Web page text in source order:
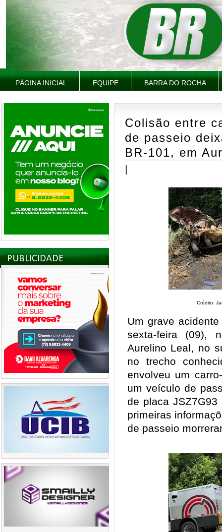
PÁGINA INICIAL EQUIPE BARRA DO ROCHA
PUBLICIDADE
Colisão entre
de passeio
BR-101, em
|
Crédito:
Um grave
sexta-feira (09),
Aurelino Leal, no
no trecho
envolveu um
um veículo de
de placa
primeiras
de passeio